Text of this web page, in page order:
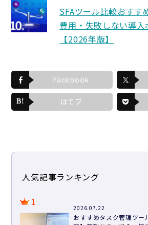
SFAツール比較おすす
費用・失敗しない導
【2026年版】
Facebook
はてブ
人気記事ランキング
1
2026.07.22
おすすめタスク管理ツ